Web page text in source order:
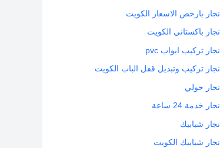
نجار بارخص الاسعار الكويت
نجار باكستاني الكويت
نجار تركيب ابواب pvc
نجار تركيب وتبديل قفل الباب الكويت
نجار حولي
نجار خدمة 24 ساعة
نجار شبابيك
نجار شبابيك الكويت